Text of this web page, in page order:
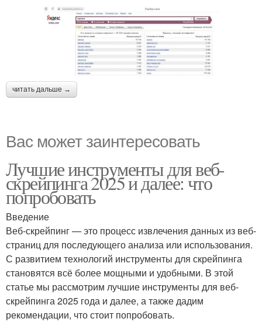
читать дальше →
Вас может заинтересовать
Лучшие инструменты для веб-
скрейпинга 2025 и далее: что
попробовать
Введение
Веб-скрейпинг — это процесс извлечения данных из веб-
страниц для последующего анализа или использования.
С развитием технологий инструменты для скрейпинга
становятся всё более мощными и удобными. В этой
статье мы рассмотрим лучшие инструменты для веб-
скрейпинга 2025 года и далее, а также дадим
рекомендации, что стоит попробовать.